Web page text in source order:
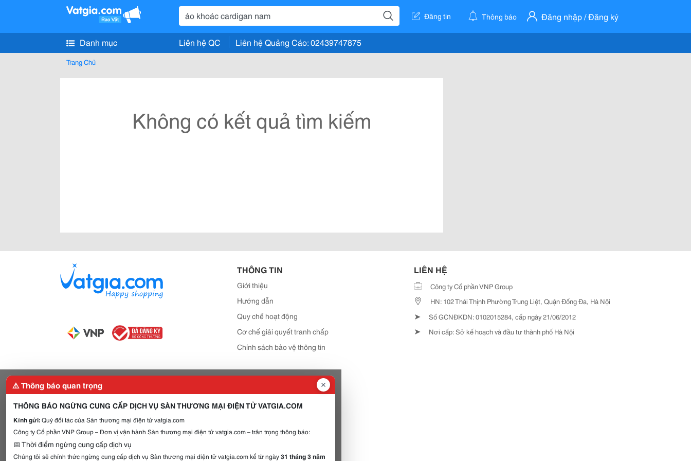
Đăng tin Thông báo Đăng nhập / Đăng ký
Danh mục Liên hệ QC Liên hệ Quảng Cáo: 02439747875
Trang Chủ
Không có kết quả tìm kiếm
THÔNG TIN
Giới thiệu
Hướng dẫn
Quy chế hoạt động
Cơ chế giải quyết tranh chấp
Chính sách bảo vệ thông tin
LIÊN HỆ
Công ty Cổ phần VNP Group
HN: 102 Thái Thịnh Phường Trung Liệt, Quận Đống Đa, Hà Nội
➤ Số GCNĐKDN: 0102015284, cấp ngày 21/06/2012
➤ Nơi cấp: Sở kế hoạch và đầu tư thành phố Hà Nội
⚠️ Thông báo quan trọng
THÔNG BÁO NGỪNG CUNG CẤP DỊCH VỤ SÀN THƯƠNG MẠI ĐIỆN TỬ VATGIA.COM
Kính gửi:Quý đối tác của Sàn thương mại điện tử vatgia.com
Công ty Cổ phần VNP Group – Đơn vị vận hành Sàn thương mại điện tử vatgia.com – trân trọng thông báo:
📅 Thời điểm ngừng cung cấp dịch vụ
Chúng tôi sẽ chính thức ngừng cung cấp dịch vụ Sàn thương mại điện tử vatgia.com kể từ ngày31 tháng 3 năm